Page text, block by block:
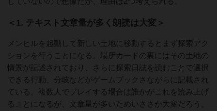
＜1. テキスト文章量が多く朗読は大変＞
メンヒルを起動して新しい土地に移動するとまず探索アク
ションを行うことになる。場所カードの裏にはその土地の
情景が記述されており、さらに探索日誌を読むことで選択
できる行動、分岐などがゲームブックさながらに記載され
ている。複数人でプレイする場合は誰かがこれを読み上げ
ることになるが、文章量が多いためいささか大変だろう。